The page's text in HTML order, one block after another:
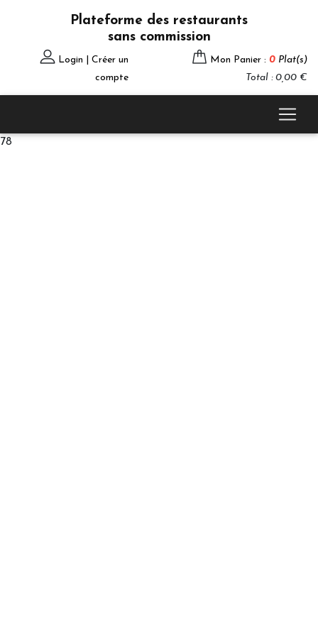
Plateforme des restaurants
sans commission
Login | Créer un
compte
Mon Panier : 0 Plat(s)
Total : 0,00 €
78